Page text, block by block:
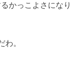
かっこよさになり
。